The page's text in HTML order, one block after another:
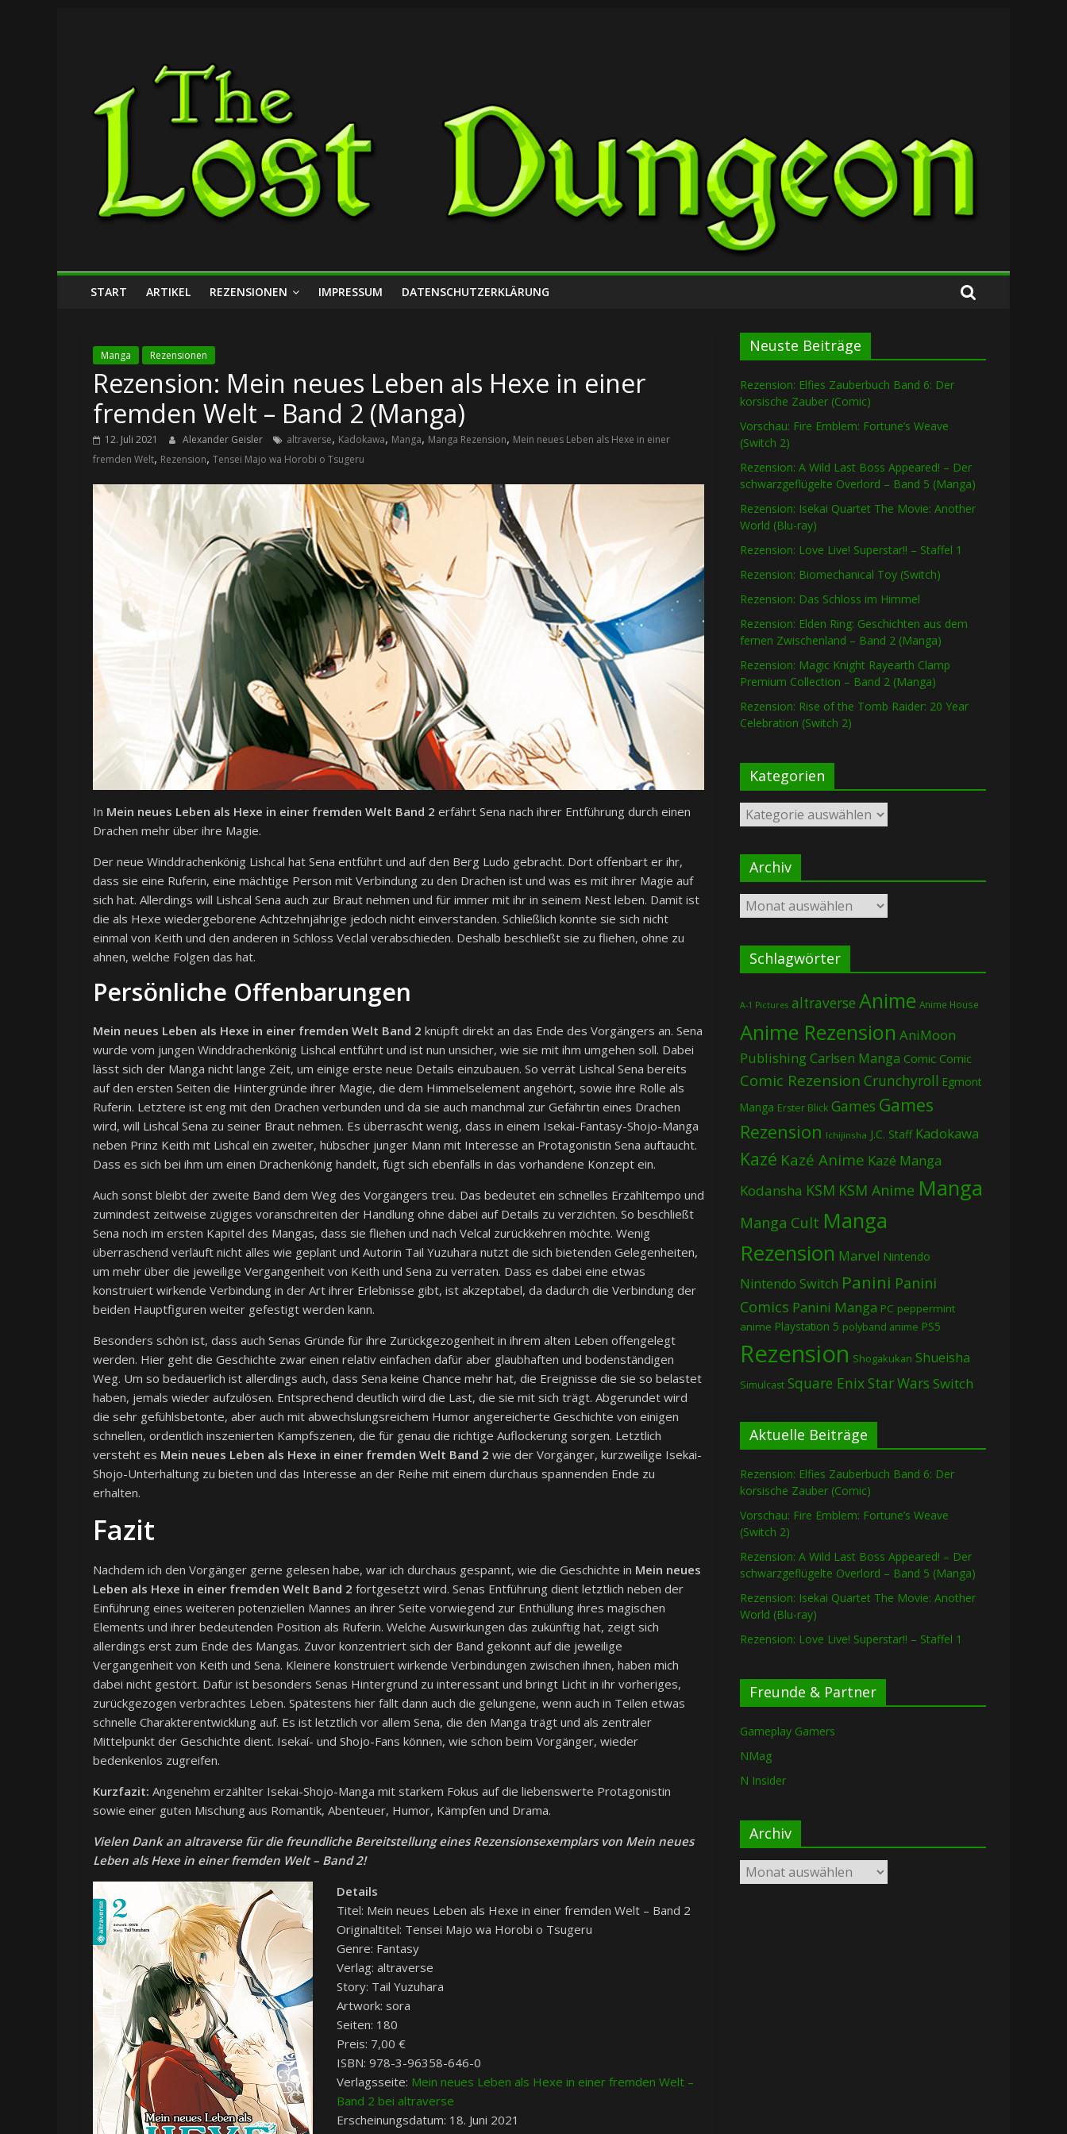
Lost
Dungeon
START ARTIKEL REZENSIONEN IMPRESSUM DATENSCHUTZERKLÄRUNG
Manga Rezensionen
Rezension: Mein neues Leben als Hexe in einer
fremden Welt – Band 2 (Manga)
12. Juli 2021 Alexander Geisler altraverse, Kadokawa, Manga, Manga Rezension, Mein neues Leben als Hexe in einer
fremden Welt, Rezension, Tensei Majo wa Horobi o Tsugeru
In Mein neues Leben als Hexe in einer fremden Welt Band 2 erfährt Sena nach ihrer Entführung durch einen
Drachen mehr über ihre Magie.
Der neue Winddrachenkönig Lishcal hat Sena entführt und auf den Berg Ludo gebracht. Dort offenbart er ihr,
dass sie eine Ruferin, eine mächtige Person mit Verbindung zu den Drachen ist und was es mit ihrer Magie auf
sich hat. Allerdings will Lishcal Sena auch zur Braut nehmen und für immer mit ihr in seinem Nest leben. Damit ist
die als Hexe wiedergeborene Achtzehnjährige jedoch nicht einverstanden. Schließlich konnte sie sich nicht
einmal von Keith und den anderen in Schloss Veclal verabschieden. Deshalb beschließt sie zu fliehen, ohne zu
ahnen, welche Folgen das hat.
Persönliche Offenbarungen
Mein neues Leben als Hexe in einer fremden Welt Band 2 knüpft direkt an das Ende des Vorgängers an. Sena
wurde vom jungen Winddrachenkönig Lishcal entführt und ist nun unsicher, wie sie mit ihm umgehen soll. Dabei
lässt sich der Manga nicht lange Zeit, um einige erste neue Details einzubauen. So verrät Lishcal Sena bereits
auf den ersten Seiten die Hintergründe ihrer Magie, die dem Himmelselement angehört, sowie ihre Rolle als
Ruferin. Letztere ist eng mit den Drachen verbunden und da sie auch manchmal zur Gefährtin eines Drachen
wird, will Lishcal Sena zu seiner Braut nehmen. Es überrascht wenig, dass in einem Isekai-Fantasy-Shojo-Manga
neben Prinz Keith mit Lishcal ein zweiter, hübscher junger Mann mit Interesse an Protagonistin Sena auftaucht.
Dass es sich bei ihm um einen Drachenkönig handelt, fügt sich ebenfalls in das vorhandene Konzept ein.
Auch sonst bleibt der zweite Band dem Weg des Vorgängers treu. Das bedeutet ein schnelles Erzähltempo und
zumindest zeitweise zügiges voranschreiten der Handlung ohne dabei auf Details zu verzichten. So beschließt
Sena noch im ersten Kapitel des Mangas, dass sie fliehen und nach Velcal zurückkehren möchte. Wenig
überraschend verläuft nicht alles wie geplant und Autorin Tail Yuzuhara nutzt die sich bietenden Gelegenheiten,
um mehr über die jeweilige Vergangenheit von Keith und Sena zu verraten. Dass es dabei eine etwas
konstruiert wirkende Verbindung in der Art ihrer Erlebnisse gibt, ist akzeptabel, da dadurch die Verbindung der
beiden Hauptfiguren weiter gefestigt werden kann.
Besonders schön ist, dass auch Senas Gründe für ihre Zurückgezogenheit in ihrem alten Leben offengelegt
werden. Hier geht die Geschichte zwar einen relativ einfachen dafür aber glaubhaften und bodenständigen
Weg. Um so bedauerlich ist allerdings auch, dass Sena keine Chance mehr hat, die Ereignisse die sie so belastet
haben, jemals wieder aufzulösen. Entsprechend deutlich wird die Last, die sie mit sich trägt. Abgerundet wird
die sehr gefühlsbetonte, aber auch mit abwechslungsreichem Humor angereicherte Geschichte von einigen
schnellen, ordentlich inszenierten Kampfszenen, die für genau die richtige Auflockerung sorgen. Letztlich
versteht es Mein neues Leben als Hexe in einer fremden Welt Band 2 wie der Vorgänger, kurzweilige Isekai-
Shojo-Unterhaltung zu bieten und das Interesse an der Reihe mit einem durchaus spannenden Ende zu
erhalten.
Fazit
Nachdem ich den Vorgänger gerne gelesen habe, war ich durchaus gespannt, wie die Geschichte in Mein neues
Leben als Hexe in einer fremden Welt Band 2 fortgesetzt wird. Senas Entführung dient letztlich neben der
Einführung eines weiteren potenziellen Mannes an ihrer Seite vorwiegend zur Enthüllung ihres magischen
Elements und ihrer bedeutenden Position als Ruferin. Welche Auswirkungen das zukünftig hat, zeigt sich
allerdings erst zum Ende des Mangas. Zuvor konzentriert sich der Band gekonnt auf die jeweilige
Vergangenheit von Keith und Sena. Kleinere konstruiert wirkende Verbindungen zwischen ihnen, haben mich
dabei nicht gestört. Dafür ist besonders Senas Hintergrund zu interessant und bringt Licht in ihr vorheriges,
zurückgezogen verbrachtes Leben. Spätestens hier fällt dann auch die gelungene, wenn auch in Teilen etwas
schnelle Charakterentwicklung auf. Es ist letztlich vor allem Sena, die den Manga trägt und als zentraler
Mittelpunkt der Geschichte dient. Isekaí- und Shojo-Fans können, wie schon beim Vorgänger, wieder
bedenkenlos zugreifen.
Kurzfazit: Angenehm erzählter Isekai-Shojo-Manga mit starkem Fokus auf die liebenswerte Protagonistin
sowie einer guten Mischung aus Romantik, Abenteuer, Humor, Kämpfen und Drama.
Vielen Dank an altraverse für die freundliche Bereitstellung eines Rezensionsexemplars von Mein neues
Leben als Hexe in einer fremden Welt – Band 2!
Details
Titel: Mein neues Leben als Hexe in einer fremden Welt – Band 2
Originaltitel: Tensei Majo wa Horobi o Tsugeru
Genre: Fantasy
Verlag: altraverse
Story: Tail Yuzuhara
Artwork: sora
Seiten: 180
Preis: 7,00 €
ISBN: 978-3-96358-646-0
Verlagsseite: Mein neues Leben als Hexe in einer fremden Welt –
Band 2 bei altraverse
Erscheinungsdatum: 18. Juni 2021
Neuste Beiträge
Rezension: Elfies Zauberbuch Band 6: Der
korsische Zauber (Comic)
Vorschau: Fire Emblem: Fortune’s Weave
(Switch 2)
Rezension: A Wild Last Boss Appeared! – Der
schwarzgeflügelte Overlord – Band 5 (Manga)
Rezension: Isekai Quartet The Movie: Another
World (Blu-ray)
Rezension: Love Live! Superstar!! – Staffel 1
Rezension: Biomechanical Toy (Switch)
Rezension: Das Schloss im Himmel
Rezension: Elden Ring: Geschichten aus dem
fernen Zwischenland – Band 2 (Manga)
Rezension: Magic Knight Rayearth Clamp
Premium Collection – Band 2 (Manga)
Rezension: Rise of the Tomb Raider: 20 Year
Celebration (Switch 2)
Kategorien
Kategorien
Archiv
Archiv
Schlagwörter
A-1 Pictures altraverse Anime Anime House
Anime Rezension AniMoon
PublishingCarlsen Manga Comic Comic
Comic Rezension Crunchyroll Egmont
Manga Erster Blick Games Games
Rezension Ichijinsha J.C. Staff Kadokawa
Kazé Kazé Anime Kazé Manga
Kodansha KSM KSM Anime Manga
Manga Cult Manga
Rezension Marvel Nintendo
Nintendo Switch Panini Panini
Comics Panini Manga PC peppermint
anime Playstation 5 polyband anime PS5
Rezension Shogakukan Shueisha
Simulcast Square EnixStar Wars Switch
Aktuelle Beiträge
Rezension: Elfies Zauberbuch Band 6: Der
korsische Zauber (Comic)
Vorschau: Fire Emblem: Fortune’s Weave
(Switch 2)
Rezension: A Wild Last Boss Appeared! – Der
schwarzgeflügelte Overlord – Band 5 (Manga)
Rezension: Isekai Quartet The Movie: Another
World (Blu-ray)
Rezension: Love Live! Superstar!! – Staffel 1
Freunde & Partner
Gameplay Gamers
NMag
N Insider
Archiv
Archiv